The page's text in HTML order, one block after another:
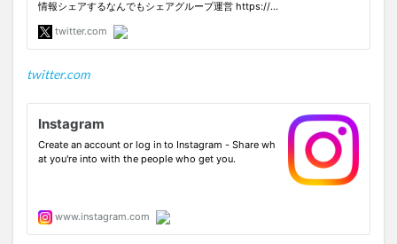
twitter.com